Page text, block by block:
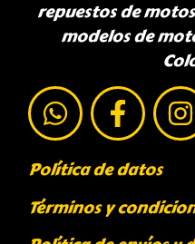
repuestos de
modelos de
Política de datos
Términos y